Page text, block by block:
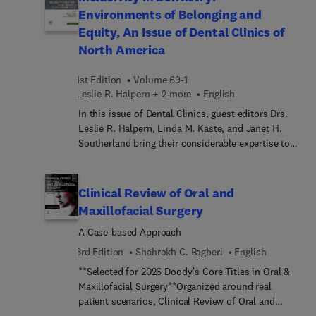
ortodóncico de los mayores de 50 años. Por tanto,
está dirigido a todos los profesionales interesados
en el envejecimiento bucodental. Basado en el
intercambio de conocimientos y de experiencia,
de consejos y trucos. Además, contiene más de
1.000 fotografías clínicas para educar nuestra
mente y nuestra mirada para esta tarea en
particular. Escrito por profesionales de referencia,
es eminentemente práctico, y está destinado a
pacientes mayores de 50 años.
printing, bioengineering, artificial intelligence, and
more.
Environments of Belonging and
Equity, An Issue of Dental Clinics of
North America
1st Edition
Volume 69-1
Leslie R. Halpern + 2 more
English
In this issue of Dental Clinics, guest editors Drs.
Leslie R. Halpern, Linda M. Kaste, and Janet H.
Southerland bring their considerable expertise to
diversity, equity, and inclusion in dentistry
inclusive language, models of programs in other
health professions, mentoring, ableism,
characteristics of dental college deans, and more.
Clinical Review of Oral and
Maxillofacial Surgery
A Case-based Approach
3rd Edition
Shahrokh C. Bagheri
English
**Selected for 2026 Doody's Core Titles in Oral &
Maxillofacial Surgery**Organized around real
patient scenarios, Clinical Review of Oral and